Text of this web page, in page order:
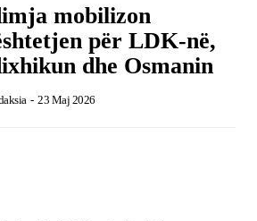
mobilizon
për LDK-në,
dhe Osmanin
- 23 Maj 2026